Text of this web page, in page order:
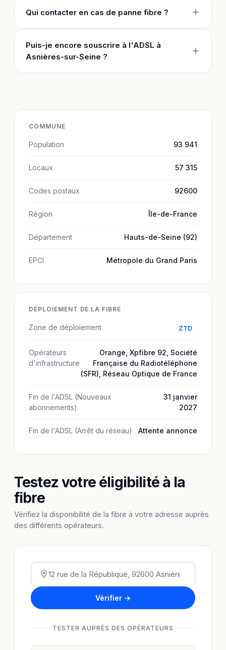
Qui contacter en cas de panne fibre ?
Puis-je encore souscrire à l'ADSL à
Asnières-sur-Seine ?
COMMUNE
Population 93 941
Locaux 57 315
Codes postaux 92600
Région Île-de-France
Département Hauts-de-Seine (92)
EPCI Métropole du Grand Paris
DÉPLOIEMENT DE LA FIBRE
Zone de déploiement ZTD
Opérateurs
d'infrastructure
Orange Xpfibre 92 Société
Française du Radiotéléphone
(SFR) Réseau Optique de France
Fin de l'ADSL (Nouveaux
abonnements)
31 janvier
2027
Fin de l'ADSL (Arrêt du réseau) Attente annonce
Testez votre éligibilité à la
fibre
Vérifiez la disponibilité de la fibre à votre adresse auprès
des différents opérateurs.
Vérifier →
TESTER AUPRÈS DES OPÉRATEURS